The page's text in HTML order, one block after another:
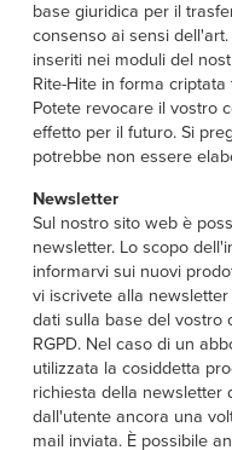
base giuridica per il
consenso ai sensi dell'art.
inseriti nei moduli del
Rite-Hite in forma
Potete revocare il vostro
effetto per il futuro. Si
potrebbe non essere
Newsletter
Sul nostro sito web è
newsletter. Lo scopo
informarvi sui nuovi
vi iscrivete alla
dati sulla base del vostro
RGPD. Nel caso di un
utilizzata la cosiddetta
richiesta della newsletter
dall'utente ancora una
mail inviata. È possibile